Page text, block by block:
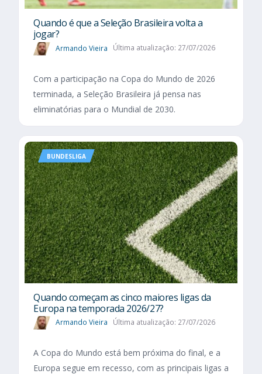
Quando é que a Seleção Brasileira volta a
jogar?
Armando Vieira Última atualização: 27/07/2026
Com a participação na Copa do Mundo de 2026
terminada, a Seleção Brasileira já pensa nas
eliminatórias para o Mundial de 2030.
BUNDESLIGA
Quando começam as cinco maiores ligas da
Europa na temporada 2026/27?
Armando Vieira Última atualização: 27/07/2026
A Copa do Mundo está bem próxima do final, e a
Europa segue em recesso, com as principais ligas a